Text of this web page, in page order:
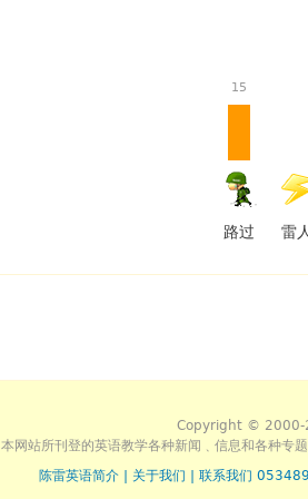
15
路过 雷
Copyright © 2000-
本网站所刊登的英语教学各种新闻﹑信息和各种专
陈雷英语简介
关于我们
联系我们